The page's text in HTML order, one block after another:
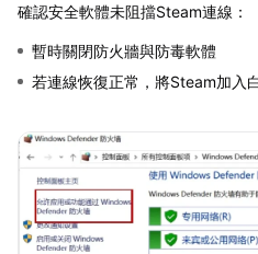
確認安全軟體未阻擋Steam連線：
暫時關閉防火牆與防毒軟體
若連線恢復正常，將Steam加入